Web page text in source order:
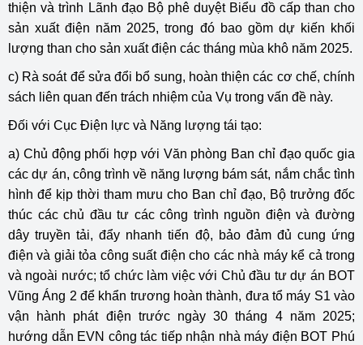
thiện và trình Lãnh đạo Bộ phê duyệt Biểu đồ cấp than cho
sản xuất điện năm 2025, trong đó bao gồm dự kiến khối
lượng than cho sản xuất điện các tháng mùa khô năm 2025.
c) Rà soát để sửa đổi bổ sung, hoàn thiện các cơ chế, chính
sách liên quan đến trách nhiệm của Vụ trong vấn đề này.
Đối với Cục Điện lực và Năng lượng tái tạo:
a) Chủ động phối hợp với Văn phòng Ban chỉ đạo quốc gia
các dự án, công trình về năng lượng bám sát, nắm chắc tình
hình để kịp thời tham mưu cho Ban chỉ đạo, Bộ trưởng đốc
thúc các chủ đầu tư các công trình nguồn điện và đường
dây truyền tải, đẩy nhanh tiến độ, bảo đảm đủ cung ứng
điện và giải tỏa công suất điện cho các nhà máy kể cả trong
và ngoài nước; tổ chức làm việc với Chủ đầu tư dự án BOT
Vũng Áng 2 để khẩn trương hoàn thành, đưa tổ máy S1 vào
vận hành phát điện trước ngày 30 tháng 4 năm 2025;
hướng dẫn EVN công tác tiếp nhận nhà máy điện BOT Phú